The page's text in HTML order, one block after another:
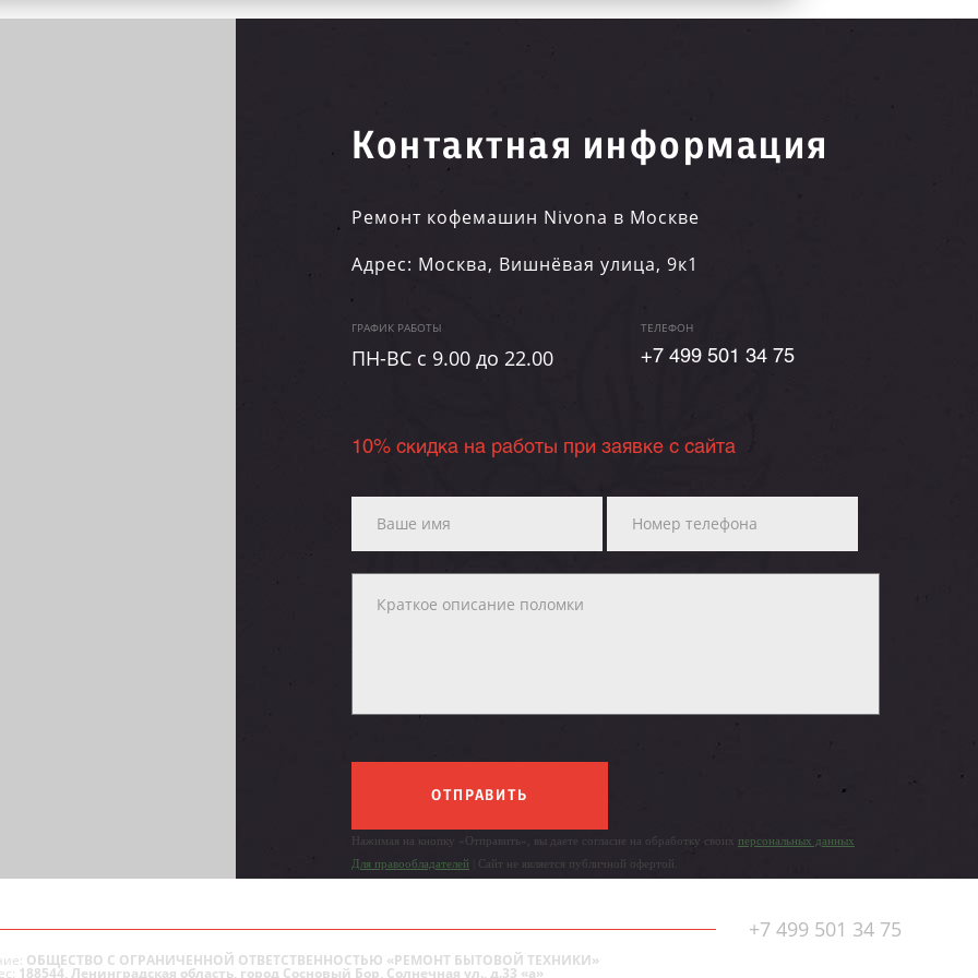
Контактная информация
Ремонт кофемашин Nivona в Москве
Адрес: Москва, Вишнёвая улица, 9к1
ГРАФИК РАБОТЫ
ПН-ВC c 9.00 до 22.00
ТЕЛЕФОН
+7 499 501 34 75
10% скидка на работы при заявке с сайта
ОТПРАВИТЬ
Нажимая на кнопку «Отправить», вы даете согласие на обработку своих персональных данных
Для правообладателей | Сайт не является публичной офертой.
+7 499 501 34 75
ОБЩЕСТВО С ОГРАНИЧЕННОЙ ОТВЕТСТВЕННОСТЬЮ «РЕМОНТ БЫТОВОЙ ТЕХНИКИ»
188544, Ленинградская область, город Сосновый Бор, Солнечная ул., д.33 «а»